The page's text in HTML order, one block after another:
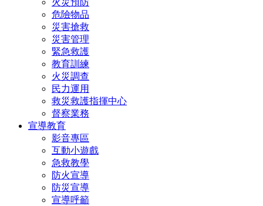
危險物品
災害搶救
災害管理
緊急救護
教育訓練
火災調查
民力運用
救災救護指揮中心
督察業務
宣導教育
影音專區
互動小遊戲
急救教學
防火宣導
防災宣導
宣導呼籲